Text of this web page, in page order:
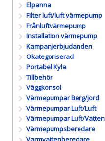
Elpanna
Filter luft/luft värmepump
Frånluftvärmepump
Installation värmepump
Kampanjerbjudanden
Okategoriserad
Portabel Kyla
Tillbehör
Väggkonsol
Värmepumpar Berg/jord
Värmepumpar Luft/Luft
Värmepumpar Luft/Vatten
Värmepumpsberedare
Varmvattenberedare